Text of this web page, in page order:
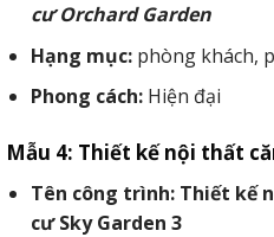
cư Orchard Garden
Hạng mục: phòng khách,
Phong cách: Hiện đại
Mẫu 4: Thiết kế nội thất
Tên công trình: Thiết kế
cư Sky Garden 3